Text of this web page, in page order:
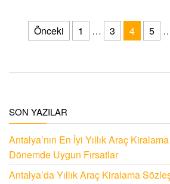
Yazı sayfalaması
Önceki 1 … 3 4 5
SON YAZILAR
Antalya’nın En İyi Yıllık Araç
Dönemde Uygun Fırsatlar
Antalya’da Yıllık Araç Kiralama